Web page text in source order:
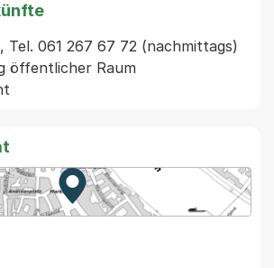
Tel. 061 267 67 72 (nachmittags)
öffentlicher Raum
Zur Karte von MapBS.
Externer Link, wird in einem